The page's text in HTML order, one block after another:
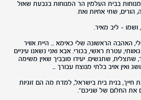
בבית העלמין הר המנוחות בגבעת שאול
הורים, שתי אחיות ואח.
ושמו - ליב מאיר.
האהבה הראשונה שלי כאימא ... היית אוויר
עטרת ראשי, בכורי. אבא ואני נשאנו עיניים
שתגשים. יעידו סובביך שאין משימה
ואין אויב בלתי מנוצח עבורך ...
בנית בית בישראל, למדת מה הם זוגיות
את החלום של שניכם".